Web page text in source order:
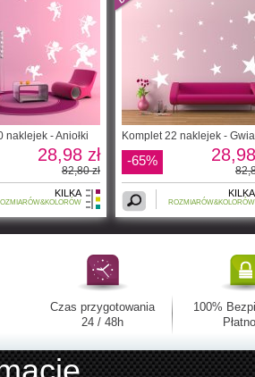
naklejek - Aniołki
28,98 zł
82,80 zł
KILKA
Komplet 22 naklejek -
-65%
KILKA
ROZMIARÓW&KOLORÓW
Czas przygotowania
24 / 48h
100%